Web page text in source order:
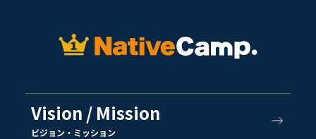
Vision / Mission
ビジョン・ミッション